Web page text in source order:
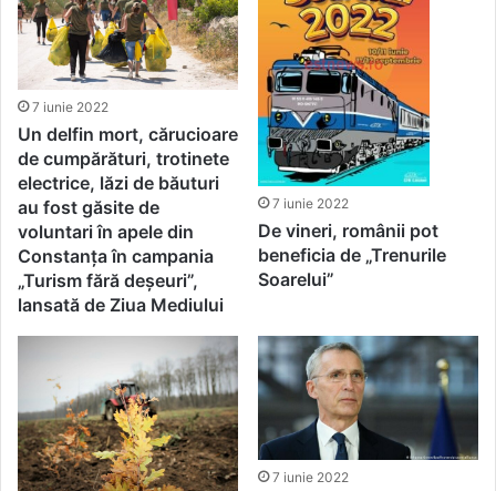
7 iunie 2022
Un delfin mort, cărucioare
de cumpărături, trotinete
electrice, lăzi de băuturi
au fost găsite de
voluntari în apele din
Constanța în campania
„Turism fără deșeuri”,
lansată de Ziua Mediului
7 iunie 2022
De vineri, românii pot
beneficia de „Trenurile
Soarelui”
7 iunie 2022